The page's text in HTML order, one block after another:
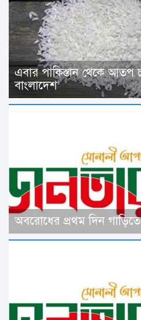
এবার পাকিস্তান থেকে আতপ
বাংলাদেশ
অবরোধের প্রথম দিন